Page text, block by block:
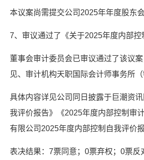
本议案尚需提交公司2025年年度股东会
7、审议通过了《关于2025年度内部
董事会审计委员会已审议通过了该议
见、审计机构天职国际会计师事务所
具体内容详见公司同日披露于巨潮资
我评价报告》《2025年度内部控制审
有限公司2025年度内部控制自我评价
表决结果：7票同意；0票弃权；0票反